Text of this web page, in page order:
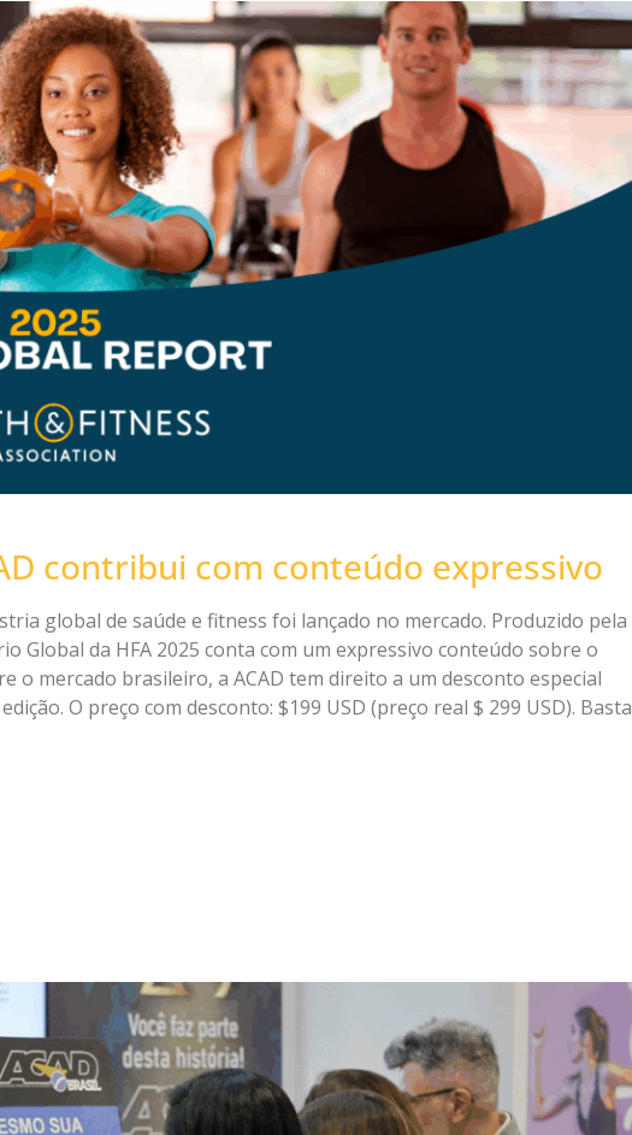
contribui com conteúdo expressivo
global de saúde e fitness foi lançado no mercado. Produzido pela
Global da HFA 2025 conta com um expressivo conteúdo sobre o
mercado brasileiro, a ACAD tem direito a um desconto especial
O preço com desconto: $199 USD (preço real $ 299 USD). Basta